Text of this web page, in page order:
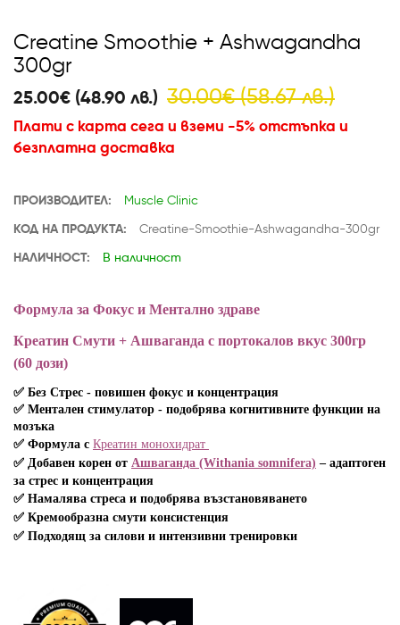
Creatine Smoothie + Ashwagandha
300gr
25.00€ (48.90 лв.) 30.00€ (58.67 лв.)
Плати с карта сега и вземи -5% отстъпка и
безплатна доставка
ПРОИЗВОДИТЕЛ: Muscle Clinic
КОД НА ПРОДУКТА: Creatine-Smoothie-Ashwagandha-300gr
НАЛИЧНОСТ: В наличност
Формула за Фокус и Ментално здраве
Креатин Смути + Ашваганда с портокалов вкус 300гр
(60 дози)
✅ Без Стрес - повишен фокус и концентрация
✅ Ментален стимулатор - подобрява когнитивните функции на
мозъка
✅ Формула с Креатин монохидрат
✅ Добавен корен от Ашваганда (Withania somnifera) – адаптоген
за стрес и концентрация
✅ Намалява стреса и подобрява възстановяването
✅ Кремообразна смути консистенция
✅ Подходящ за силови и интензивни тренировки